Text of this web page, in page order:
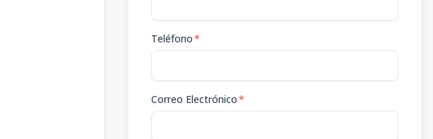
Teléfono*
Correo Electrónico*